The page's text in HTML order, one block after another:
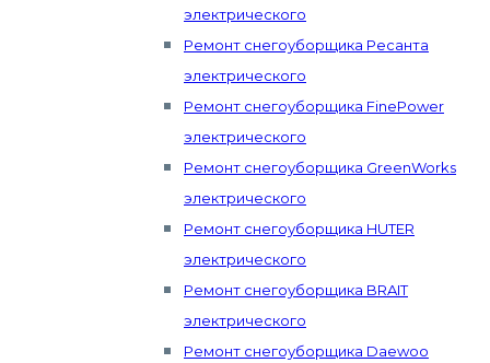
электрического
Ремонт снегоуборщика Ресанта
электрического
Ремонт снегоуборщика FinePower
электрического
Ремонт снегоуборщика GreenWorks
электрического
Ремонт снегоуборщика HUTER
электрического
Ремонт снегоуборщика BRAIT
электрического
Ремонт снегоуборщика Daewoo